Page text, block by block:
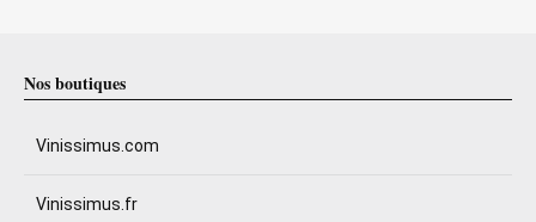
Nos boutiques
Vinissimus.com
Vinissimus.fr